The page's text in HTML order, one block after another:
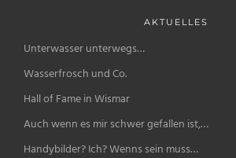
AKTUELLES
Unterwasser unterwegs…
Wasserfrosch und Co.
Hall of Fame in Wismar
Auch wenn es mir schwer gefallen ist,…
Handybilder? Ich? Wenns sein muss…